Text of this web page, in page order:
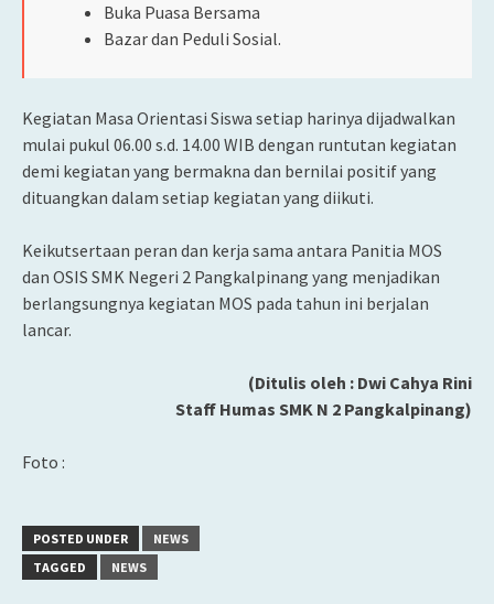
Buka Puasa Bersama
Bazar dan Peduli Sosial.
Kegiatan Masa Orientasi Siswa setiap harinya dijadwalkan
mulai pukul 06.00 s.d. 14.00 WIB dengan runtutan kegiatan
demi kegiatan yang bermakna dan bernilai positif yang
dituangkan dalam setiap kegiatan yang diikuti.
Keikutsertaan peran dan kerja sama antara Panitia MOS
dan OSIS SMK Negeri 2 Pangkalpinang yang menjadikan
berlangsungnya kegiatan MOS pada tahun ini berjalan
lancar.
(Ditulis oleh : Dwi Cahya Rini
Staff Humas SMK N 2 Pangkalpinang)
Foto :
POSTED UNDER
NEWS
TAGGED
NEWS